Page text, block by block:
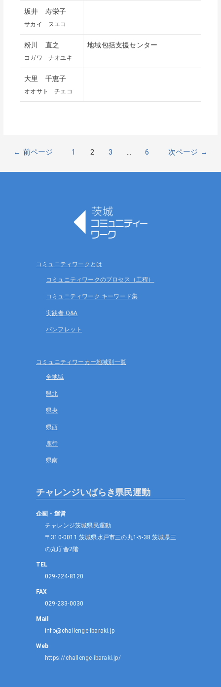
坂井 寿栄子
サカイ スエコ
粉川 直之
コガワ ナオユキ
地域包括支援センター
大里 千恵子
オオサト チエコ
投← 前ページ 1 2 3 … 6 次ページ →
コミュニティワークとは
コミュニティワークのプロセス（工程）
コミュニティワーク キーワード集
実践者 Q&A
パンフレット
コミュニティワーカー地域別一覧
全地域
県北
県央
県西
鹿行
県南
チャレンジいばらき県民運動
企画・運営
チャレンジ茨城県民運動
〒310-0011 茨城県水戸市三の丸1-5-38 茨城県三
の丸庁舎2階
TEL
029-224-8120
FAX
029-233-0030
Mail
info@challenge-ibaraki.jp
Web
https://challenge-ibaraki.jp/